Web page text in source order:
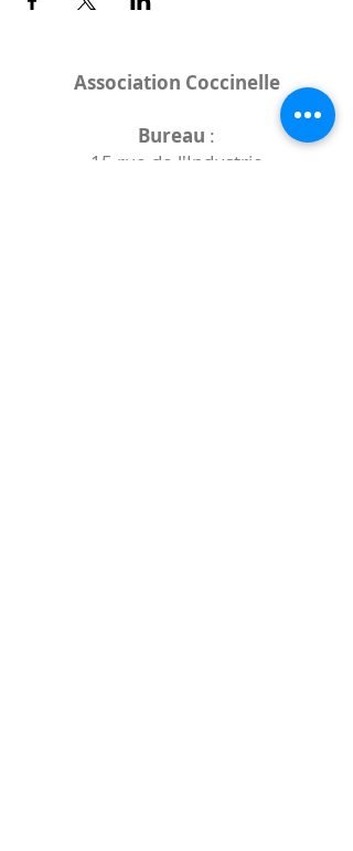
Association Coccinelle
Bureau :
15 rue de l'Industrie